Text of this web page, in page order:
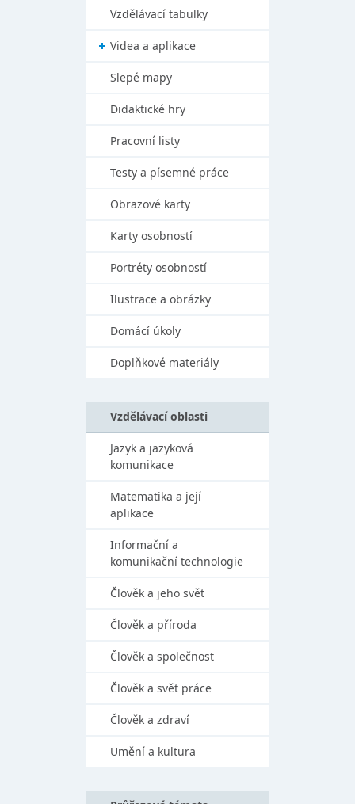
Vzdělávací tabulky
Videa a aplikace
Slepé mapy
Didaktické hry
Pracovní listy
Testy a písemné práce
Obrazové karty
Karty osobností
Portréty osobností
Ilustrace a obrázky
Domácí úkoly
Doplňkové materiály
Vzdělávací oblasti
Jazyk a jazyková
komunikace
Matematika a její
aplikace
Informační a
komunikační technologie
Člověk a jeho svět
Člověk a příroda
Člověk a společnost
Člověk a svět práce
Člověk a zdraví
Umění a kultura